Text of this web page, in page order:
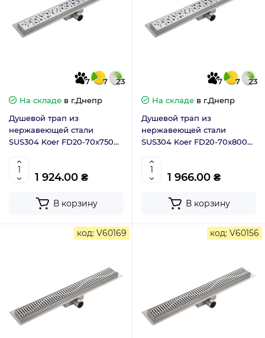
7 7
23
На складе в г.Днепр
Душевой трап из
нержавеющей стали
SUS304 Koer FD20-70x750
1 924.00 ₴
В корзину
7 7
23
На складе в г.Днепр
Душевой трап из
нержавеющей стали
SUS304 Koer FD20-70x800
1 966.00 ₴
В корзину
код: V60169 код: V60156